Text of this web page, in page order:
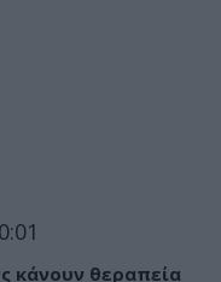
κάνουν θεραπεία